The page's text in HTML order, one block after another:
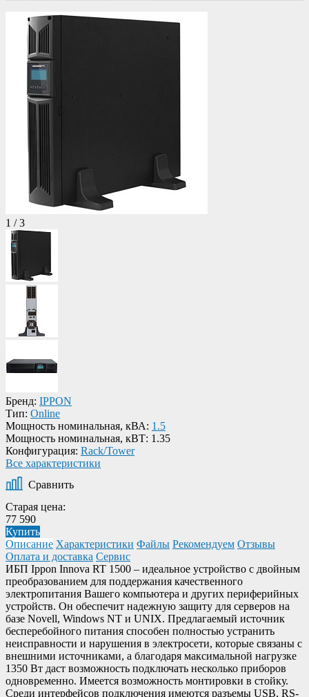
1 /3
Бренд: IPPON
Тип: Online
Мощность номинальная, кВА: 1.5
Мощность номинальная, кВТ: 1.35
Конфигурация: Rack/Tower
Все характеристики
Сравнить
Старая цена:
77 590
Купить
Описание Характеристики Файлы Рекомендуем Отзывы
Оплата и доставка Сервис
ИБП Ippon Innova RT 1500 – идеальное устройство с двойным
преобразованием для поддержания качественного
электропитания Вашего компьютера и других периферийных
устройств. Он обеспечит надежную защиту для серверов на
базе Novell, Windows NT и UNIX. Предлагаемый источник
бесперебойного питания способен полностью устранить
неисправности и нарушения в электросети, которые связаны с
внешними источниками, а благодаря максимальной нагрузке
1350 Вт даст возможность подключать несколько приборов
одновременно. Имеется возможность монтировки в стойку.
Среди интерфейсов подключения имеются разъемы USB, RS-